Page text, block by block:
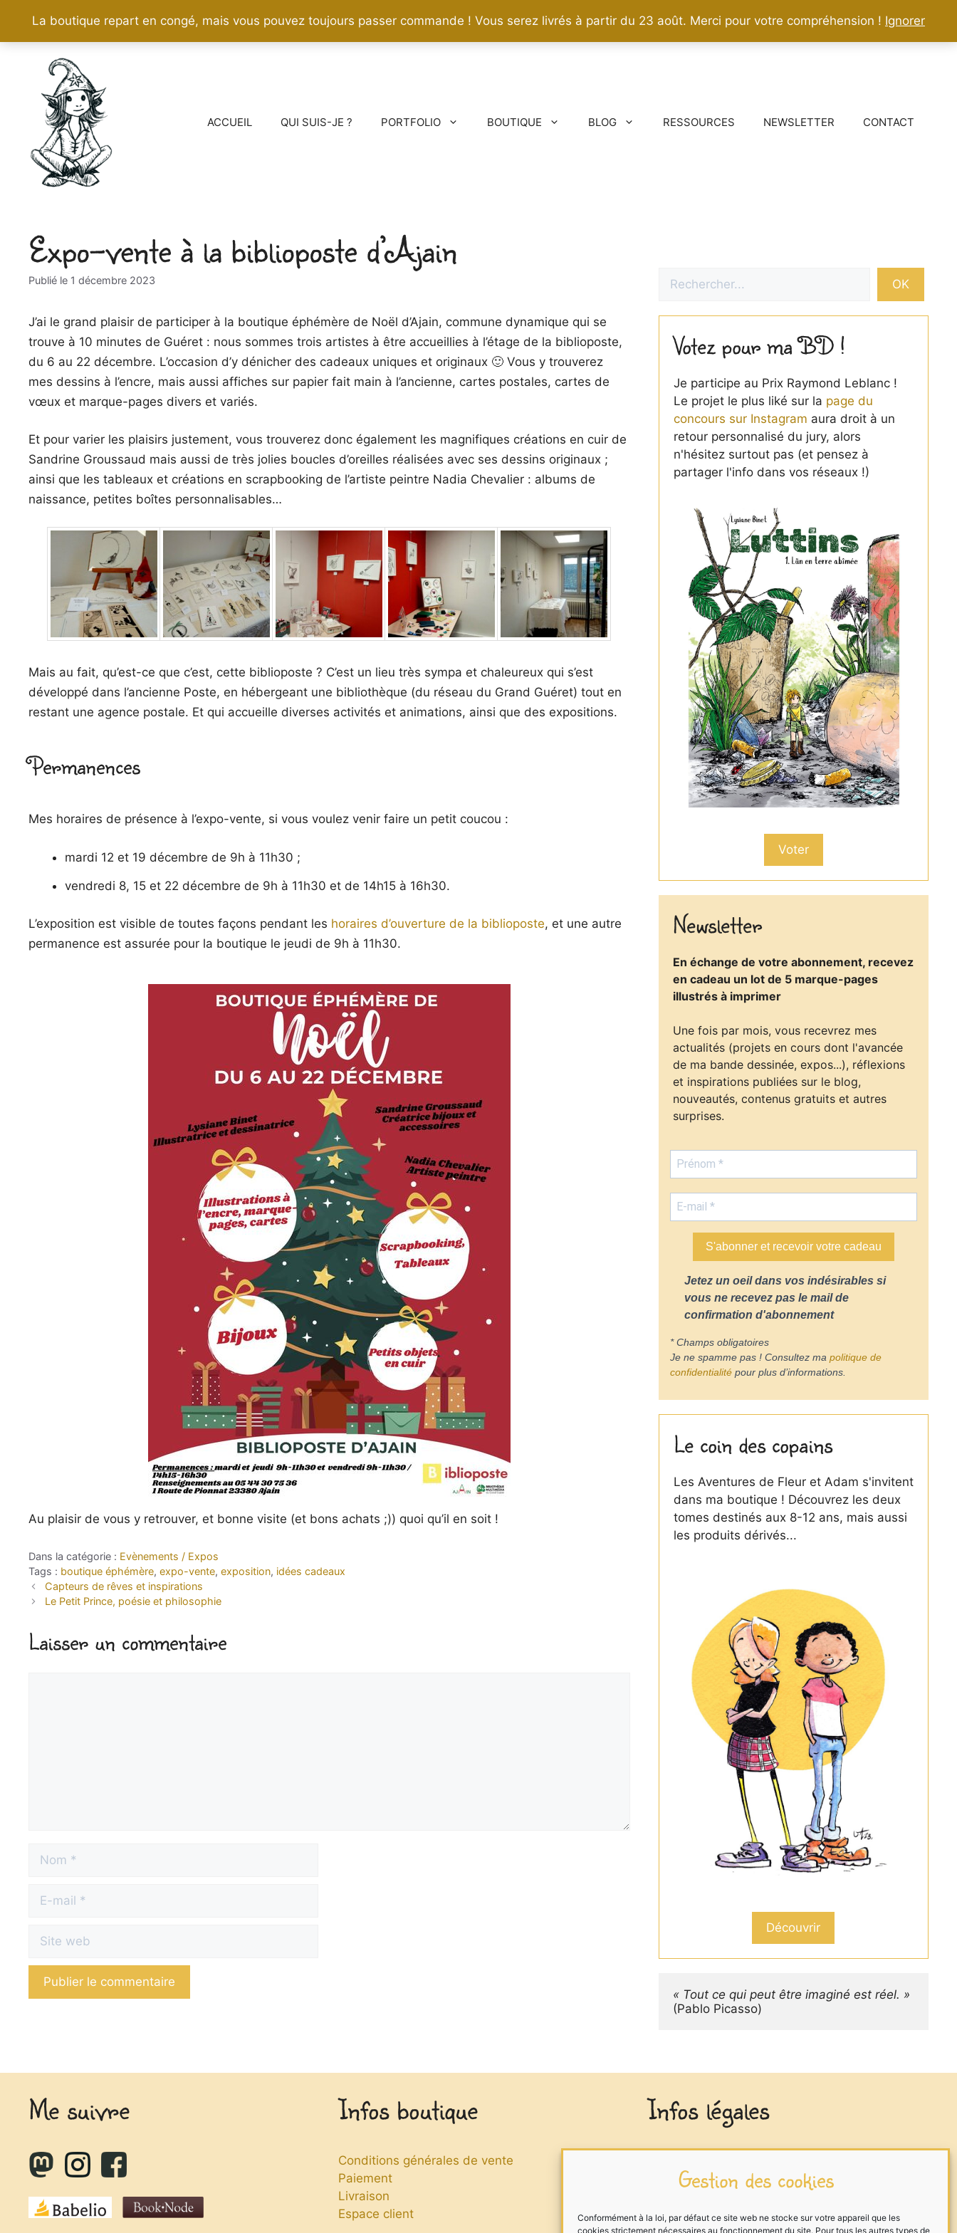
Gestion des cookies
Conformément à la loi, par défaut ce site web ne stocke sur votre appareil que les
cookies strictement nécessaires au fonctionnement du site. Pour tous les autres types de
La boutique repart en congé, mais vous pouvez toujours passer commande ! Vous serez livrés à partir du 23 août. Merci pour votre compréhension ! Ignorer
ACCUEIL QUI SUIS-JE ? PORTFOLIO BOUTIQUE BLOG RESSOURCES NEWSLETTER CONTACT
Expo-vente à la biblioposte d’Ajain
1 décembre 2023
J’ai le grand plaisir de participer à la boutique éphémère de Noël d’Ajain, commune dynamique qui se
trouve à 10 minutes de Guéret : nous sommes trois artistes à être accueillies à l’étage de la biblioposte,
du 6 au 22 décembre. L’occasion d’y dénicher des cadeaux uniques et originaux 🙂 Vous y trouverez
mes dessins à l’encre, mais aussi affiches sur papier fait main à l’ancienne, cartes postales, cartes de
vœux et marque-pages divers et variés.
Et pour varier les plaisirs justement, vous trouverez donc également les magnifiques créations en cuir de
Sandrine Groussaud mais aussi de très jolies boucles d’oreilles réalisées avec ses dessins originaux ;
ainsi que les tableaux et créations en scrapbooking de l’artiste peintre Nadia Chevalier : albums de
naissance, petites boîtes personnalisables…
Mais au fait, qu’est-ce que c’est, cette biblioposte ? C’est un lieu très sympa et chaleureux qui s’est
développé dans l’ancienne Poste, en hébergeant une bibliothèque (du réseau du Grand Guéret) tout en
restant une agence postale. Et qui accueille diverses activités et animations, ainsi que des expositions.
Permanences
Mes horaires de présence à l’expo-vente, si vous voulez venir faire un petit coucou :
mardi 12 et 19 décembre de 9h à 11h30 ;
vendredi 8, 15 et 22 décembre de 9h à 11h30 et de 14h15 à 16h30.
L’exposition est visible de toutes façons pendant les horaires d’ouverture de la biblioposte, et une autre
permanence est assurée pour la boutique le jeudi de 9h à 11h30.
Au plaisir de vous y retrouver, et bonne visite (et bons achats ;)) quoi qu’il en soit !
Catégories
Evènements / Expos
Étiquettes
boutique éphémère, expo-vente, exposition, idées cadeaux
Capteurs de rêves et inspirations
Le Petit Prince, poésie et philosophie
Laisser un commentaire
Nom
Site
OK
Votez pour ma BD !
Je participe au Prix Raymond Leblanc !
Le projet le plus liké sur la page du
concours sur Instagram aura droit à un
retour personnalisé du jury, alors
n'hésitez surtout pas (et pensez à
partager l'info dans vos réseaux !)
Voter
Newsletter
En échange de votre abonnement, recevez
en cadeau un lot de 5 marque-pages
illustrés à imprimer
Une fois par mois, vous recevrez mes
actualités (projets en cours dont l'avancée
de ma bande dessinée, expos...), réflexions
et inspirations publiées sur le blog,
nouveautés, contenus gratuits et autres
surprises.
S'abonner et recevoir votre cadeau
Jetez un oeil dans vos indésirables si
vous ne recevez pas le mail de
confirmation d'abonnement
* Champs obligatoires
Je ne spamme pas ! Consultez ma politique de
confidentialitépour plus d’informations.
Le coin des copains
Les Aventures de Fleur et Adam s'invitent
dans ma boutique ! Découvrez les deux
tomes destinés aux 8-12 ans, mais aussi
les produits dérivés...
Découvrir
« Tout ce qui peut être imaginé est réel. »
(Pablo Picasso)
Me suivre Infos boutique
Conditions générales de vente
Paiement
Livraison
Espace client
Infos légales
Traitement des données